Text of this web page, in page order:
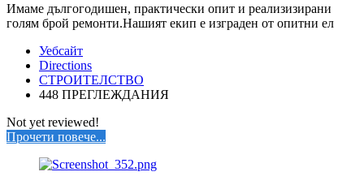
Имаме дългогодишен, практически опит и реализизирани
голям брой ремонти.Нашият екип е изграден от опитни ел
Уебсайт
Directions
СТРОИТЕЛСТВО
448 ПРЕГЛЕЖДАНИЯ
Not yet reviewed!
Прочети повече...